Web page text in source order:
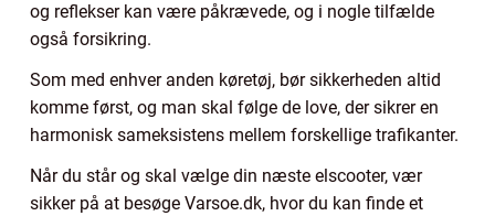
og reflekser kan være påkrævede, og i nogle tilfælde
også forsikring.
Som med enhver anden køretøj, bør sikkerheden altid
komme først, og man skal følge de love, der sikrer en
harmonisk sameksistens mellem forskellige trafikanter.
Når du står og skal vælge din næste elscooter, vær
sikker på at besøge Varsoe.dk, hvor du kan finde et